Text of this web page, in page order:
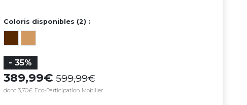
Coloris disponibles (2) :
- 35%
389,99 599,99
dont 3,70€ Eco-Participation Mobilier